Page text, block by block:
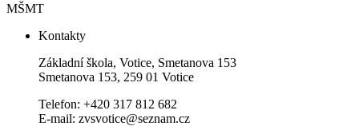
MŠMT
Kontakty
Základní škola, Votice, Smetanova 153
Smetanova 153, 259 01 Votice
Telefon: +420 317 812 682
E-mail: zvsvotice@seznam.cz